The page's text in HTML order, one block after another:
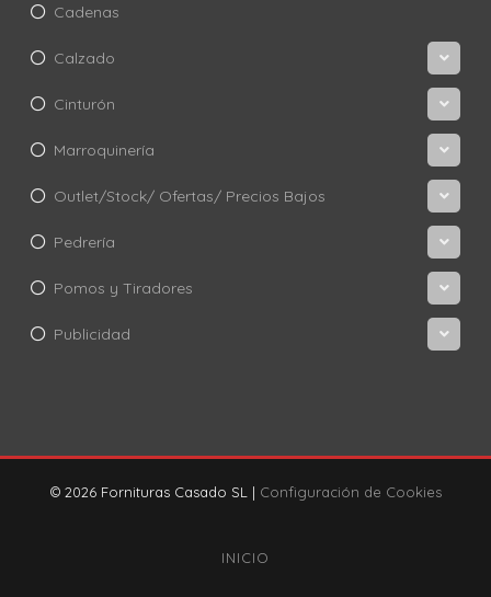
Cadenas
Calzado
Cinturón
Marroquinería
Outlet/Stock/ Ofertas/ Precios Bajos
Pedrería
Pomos y Tiradores
Publicidad
© 2026 Fornituras Casado SL | Configuración de Cookies
INICIO